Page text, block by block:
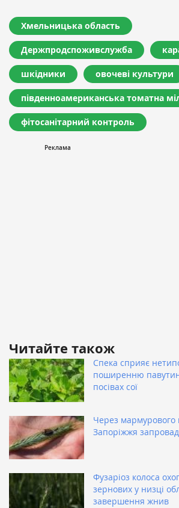
Хмельницька область
Держпродспоживслужба
шкідники овочеві культури
південноамериканська томатна
фітосанітарний контроль
Читайте також
Спека сприяє
поширенню
посівах сої
Через мармурового
Запоріжжя
Фузаріоз колоса
зернових у низці
завершення жнив